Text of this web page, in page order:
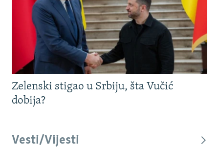
Zelenski stigao u Srbiju, šta Vučić
dobija?
Vesti/Vijesti